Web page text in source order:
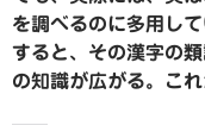
を調べるのに多用して
すると、その漢字の
の知識が広がる。これ